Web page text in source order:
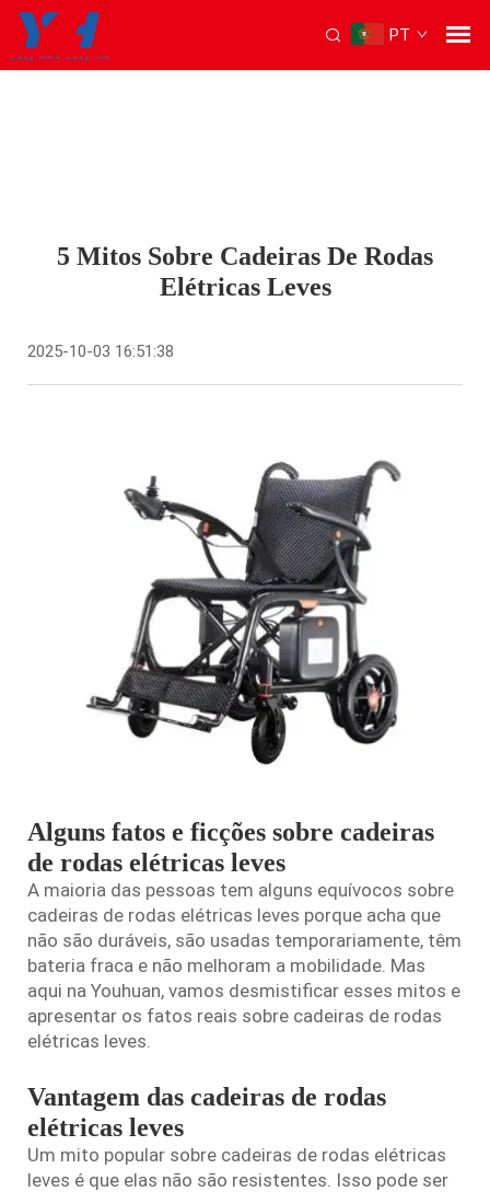
PT
5 Mitos Sobre Cadeiras De Rodas
Elétricas Leves
2025-10-03 16:51:38
Alguns fatos e ficções sobre cadeiras
de rodas elétricas leves
A maioria das pessoas tem alguns equívocos sobre
cadeiras de rodas elétricas leves porque acha que
não são duráveis, são usadas temporariamente, têm
bateria fraca e não melhoram a mobilidade. Mas
aqui na Youhuan, vamos desmistificar esses mitos e
apresentar os fatos reais sobre cadeiras de rodas
elétricas leves.
Vantagem das cadeiras de rodas
elétricas leves
Um mito popular sobre cadeiras de rodas elétricas
leves é que elas não são resistentes. Isso pode ser